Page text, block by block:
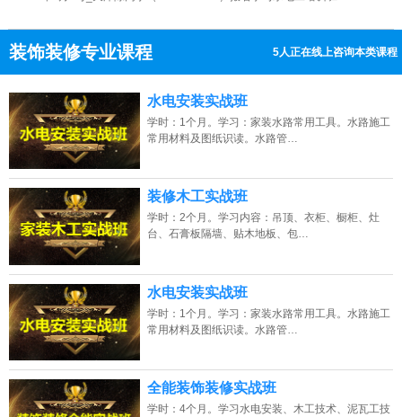
2026年8月9号_海南海口钟同学（133****3186）报名学习水电工培训班
装饰装修专业课程 8人正在线上咨询本类课程
点击免费咨询电话：13807313137
水电安装实战班
学时：1个月。学习：家装水路常用工具。水路施工
常用材料及图纸识读。水路管…
装修木工实战班
学时：2个月。学习内容：吊顶、衣柜、橱柜、灶
台、石膏板隔墙、贴木地板、包…
水电安装实战班
学时：1个月。学习：家装水路常用工具。水路施工
常用材料及图纸识读。水路管…
全能装饰装修实战班
学时：4个月。学习水电安装、木工技术、泥瓦工技